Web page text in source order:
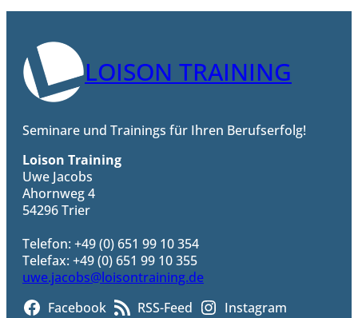
LOISON TRAINING
Seminare und Trainings für Ihren Berufserfolg!
Loison Training
Uwe Jacobs
Ahornweg 4
54296 Trier
Telefon: +49 (0) 651 99 10 354
Telefax: +49 (0) 651 99 10 355
uwe.jacobs@loisontraining.de
Facebook RSS-Feed Instagram